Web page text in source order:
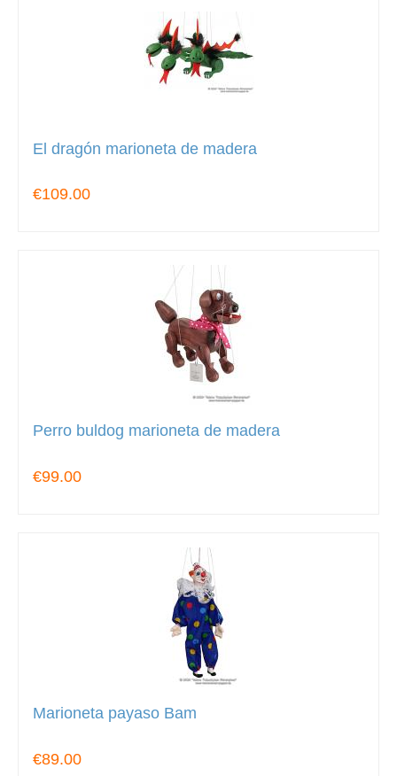
El dragón marioneta de madera
€109.00
Perro buldog marioneta de madera
€99.00
Marioneta payaso Bam
€89.00